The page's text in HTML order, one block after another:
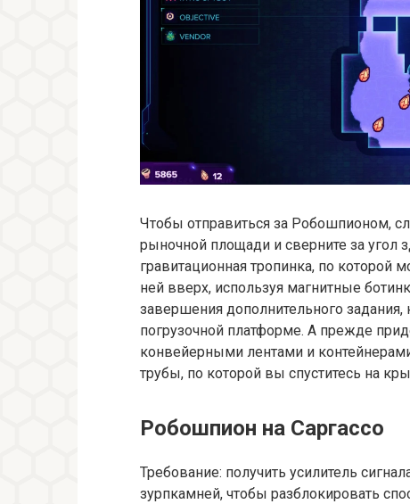
Чтобы отправиться за Робошпионом,
рыночной площади и сверните за угол
гравитационная тропинка, по которой
ней вверх, используя магнитные
завершения дополнительного задания,
погрузочной платформе. А прежде
конвейерными лентами и
трубы, по которой вы спуститесь на
Робошпион на Саргассо
Требование: получить усилитель
зурпкамней, чтобы разблокировать